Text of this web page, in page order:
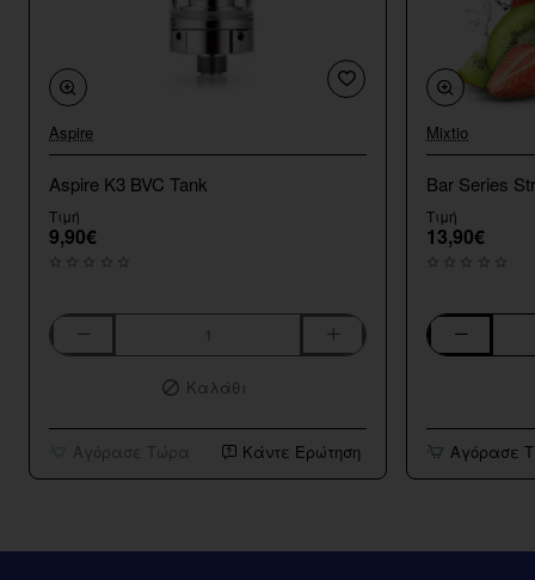
Aspire
Aspire K3 BVC Tank
Τιμή
9,90€
Aspire
Καλάθι
Αγόρασε Τώρα Κάντε Ερώτηση
Mixtio
Bar Series
Τιμή
13,90€
Bar
10ml/120ml
Αγόρασε